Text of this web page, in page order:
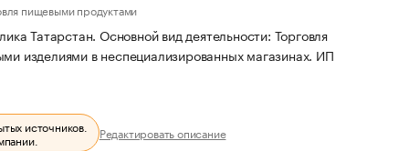
пищевыми продуктами
Татарстан. Основной вид деятельности: Торговля
изделиями в неспециализированных магазинах. ИП
источников.
Редактировать описание